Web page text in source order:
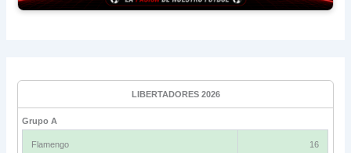
LIBERTADORES 2026
Grupo A
Flamengo 16